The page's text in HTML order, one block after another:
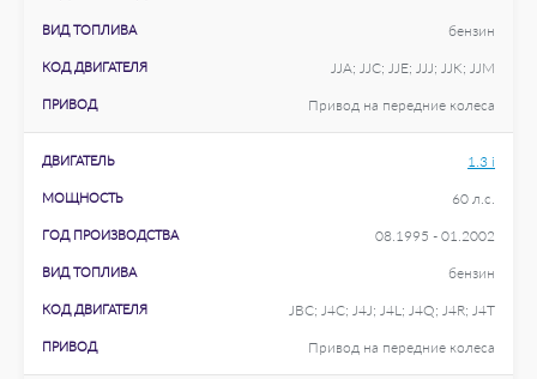
ВИД ТОПЛИВА бензин
КОД ДВИГАТЕЛЯ JJA; JJC; JJE; JJJ; JJK; JJM
ПРИВОД Привод на передние колеса
ДВИГАТЕЛЬ 1.3 i
МОЩНОСТЬ 60 л.с.
ГОД ПРОИЗВОДСТВА 08.1995 - 01.2002
ВИД ТОПЛИВА бензин
КОД ДВИГАТЕЛЯ JBC; J4C; J4J; J4L; J4Q; J4R; J4T
ПРИВОД Привод на передние колеса